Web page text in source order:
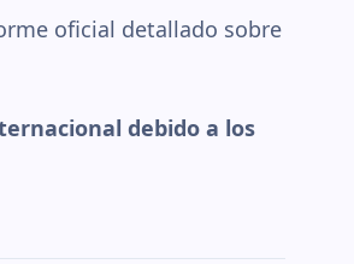
oficial detallado sobre
debido a los